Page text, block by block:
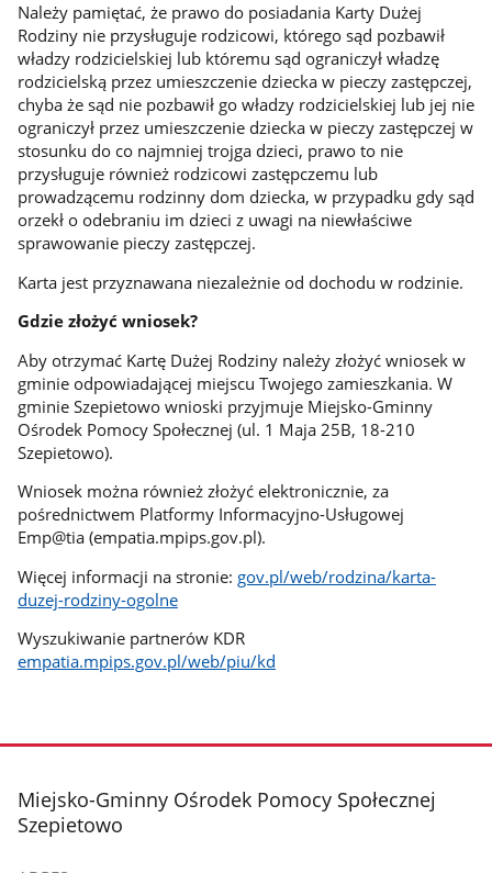
Należy pamiętać, że prawo do posiadania Karty Dużej
Rodziny nie przysługuje rodzicowi, którego sąd pozbawił
władzy rodzicielskiej lub któremu sąd ograniczył władzę
rodzicielską przez umieszczenie dziecka w pieczy zastępczej,
chyba że sąd nie pozbawił go władzy rodzicielskiej lub jej nie
ograniczył przez umieszczenie dziecka w pieczy zastępczej w
stosunku do co najmniej trojga dzieci, prawo to nie
przysługuje również rodzicowi zastępczemu lub
prowadzącemu rodzinny dom dziecka, w przypadku gdy sąd
orzekł o odebraniu im dzieci z uwagi na niewłaściwe
sprawowanie pieczy zastępczej.
Karta jest przyznawana niezależnie od dochodu w rodzinie.
Gdzie złożyć wniosek?
Aby otrzymać Kartę Dużej Rodziny należy złożyć wniosek w
gminie odpowiadającej miejscu Twojego zamieszkania. W
gminie Szepietowo wnioski przyjmuje Miejsko-Gminny
Ośrodek Pomocy Społecznej (ul. 1 Maja 25B, 18-210
Szepietowo).
Wniosek można również złożyć elektronicznie, za
pośrednictwem Platformy Informacyjno-Usługowej
Emp@tia (empatia.mpips.gov.pl).
Więcej informacji na stronie: gov.pl/web/rodzina/karta-
duzej-rodziny-ogolne
Wyszukiwanie partnerów KDR
empatia.mpips.gov.pl/web/piu/kd
stopka
Miejsko-Gminny Ośrodek Pomocy Społecznej
Szepietowo